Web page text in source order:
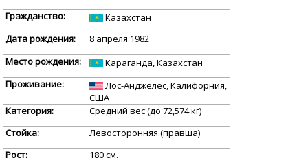
Гражданство:
Казахстан
Дата рождения:
8 апреля 1982
Место рождения:
Караганда, Казахстан
Проживание:
Лос-Анджелес, Калифорния,
США
Категория:
Средний вес (до 72,574 кг)
Стойка:
Левосторонняя (правша)
Рост:
180 см.